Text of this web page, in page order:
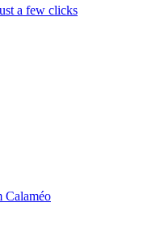
a few clicks
Calaméo